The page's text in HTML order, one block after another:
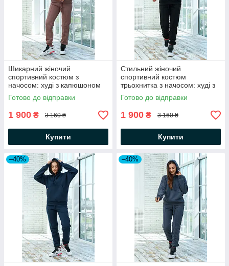
Шикарний жіночий
спортивний костюм з
начосом: худі з капюшоном
та штани
Готово до відправки
1 900 ₴ 3 160 ₴
Купити
Стильний жіночий
спортивний костюм
трьохнитка з начосом: худі з
капюшоном та штани
Готово до відправки
1 900 ₴ 3 160 ₴
Купити
–40% –40%